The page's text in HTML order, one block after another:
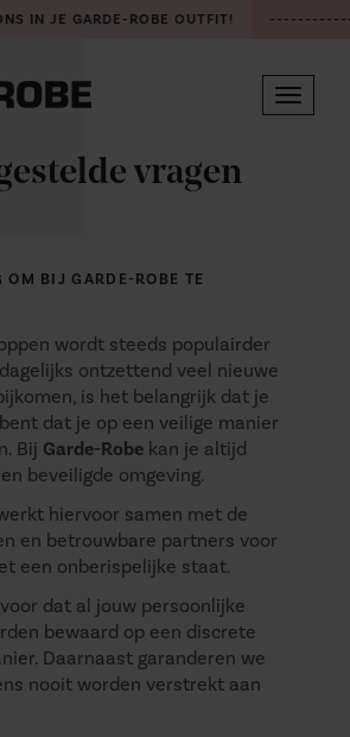
IN JE GARDE-ROBE OUTFIT!
Toggle
vragen
OM BIJ GARDE-ROBE TE
wordt steeds populairder
ontzettend veel nieuwe
is het belangrijk dat je
dat je op een veilige manier
Bij Garde-Robe kan je altijd
beveiligde omgeving.
hiervoor samen met de
en betrouwbare partners voor
een onberispelijke staat.
dat al jouw persoonlijke
bewaard op een discrete
Daarnaast garanderen we
nooit worden verstrekt aan